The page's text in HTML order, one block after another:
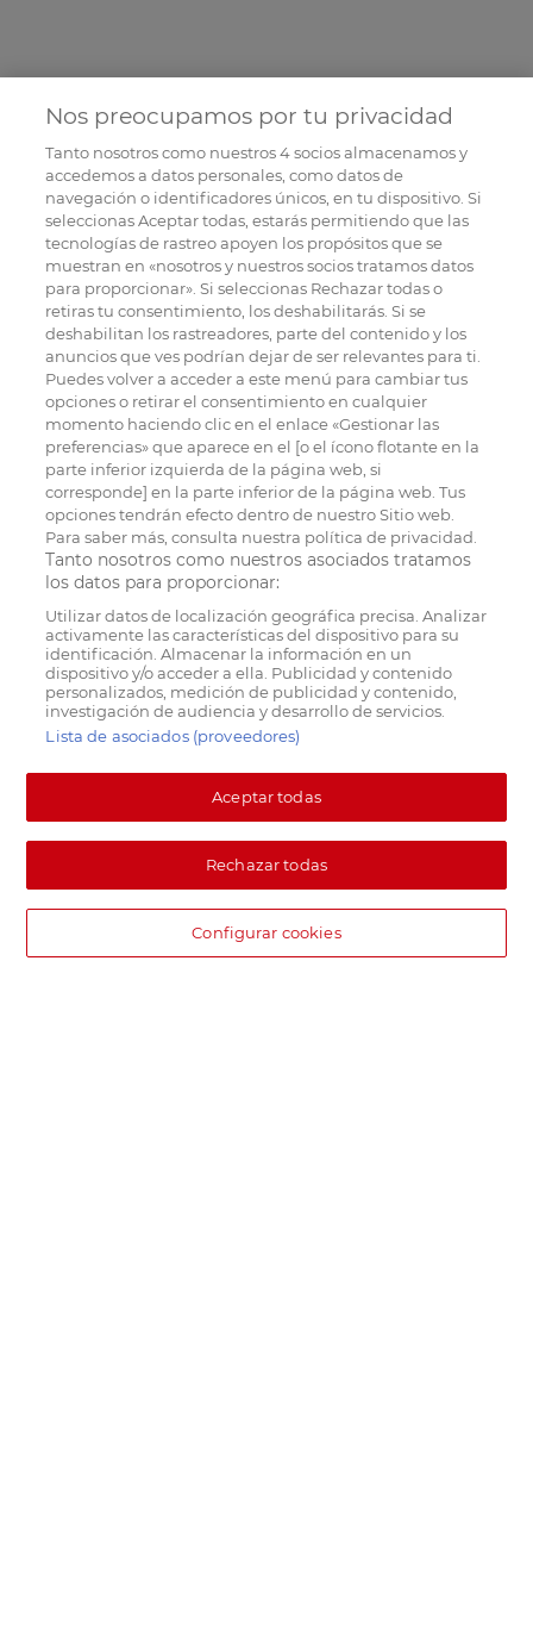
Nos preocupamos por tu privacidad
Tanto nosotros como nuestros4socios almacenamos y
accedemos a datos personales, como datos de
navegación o identificadores únicos, en tu dispositivo. Si
seleccionas Aceptar todas, estarás permitiendo que las
tecnologías de rastreo apoyen los propósitos que se
muestran en «nosotros y nuestros socios tratamos datos
para proporcionar». Si seleccionas Rechazar todas o
retiras tu consentimiento, los deshabilitarás. Si se
deshabilitan los rastreadores, parte del contenido y los
anuncios que ves podrían dejar de ser relevantes para ti.
Puedes volver a acceder a este menú para cambiar tus
opciones o retirar el consentimiento en cualquier
momento haciendo clic en el enlace «Gestionar las
preferencias» que aparece en el [o el ícono flotante en la
parte inferior izquierda de la página web, si
corresponde] en la parte inferior de la página web. Tus
opciones tendrán efecto dentro de nuestro Sitio web.
Para saber más, consulta nuestra política de privacidad.
Tanto nosotros como nuestros asociados tratamos
los datos para proporcionar:
Utilizar datos de localización geográfica precisa. Analizar
activamente las características del dispositivo para su
identificación. Almacenar la información en un
dispositivo y/o acceder a ella. Publicidad y contenido
personalizados, medición de publicidad y contenido,
investigación de audiencia y desarrollo de servicios.
Lista de asociados (proveedores)
Aceptar todas
Rechazar todas
Configurar cookies